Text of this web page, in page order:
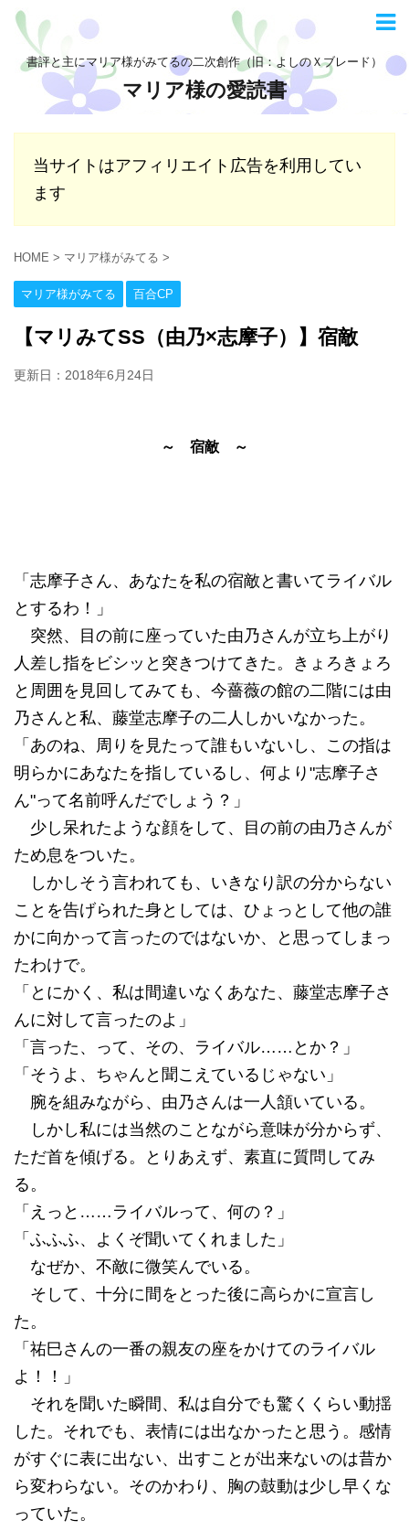
書評と主にマリア様がみてるの二次創作（旧：よしのＸブレード）
マリア様の愛読書
当サイトはアフィリエイト広告を利用してい
ます
HOME > マリア様がみてる >
マリア様がみてる 百合CP
【マリみてSS（由乃×志摩子）】宿敵
更新日： 2018年6月24日
～ 宿敵 ～
「志摩子さん、あなたを私の宿敵と書いてライバル
とするわ！」
突然、目の前に座っていた由乃さんが立ち上がり
人差し指をビシッと突きつけてきた。きょろきょろ
と周囲を見回してみても、今薔薇の館の二階には由
乃さんと私、藤堂志摩子の二人しかいなかった。
「あのね、周りを見たって誰もいないし、この指は
明らかにあなたを指しているし、何より"志摩子さ
ん"って名前呼んだでしょう？」
少し呆れたような顔をして、目の前の由乃さんが
ため息をついた。
しかしそう言われても、いきなり訳の分からない
ことを告げられた身としては、ひょっとして他の誰
かに向かって言ったのではないか、と思ってしまっ
たわけで。
「とにかく、私は間違いなくあなた、藤堂志摩子さ
んに対して言ったのよ」
「言った、って、その、ライバル……とか？」
「そうよ、ちゃんと聞こえているじゃない」
腕を組みながら、由乃さんは一人頷いている。
しかし私には当然のことながら意味が分からず、
ただ首を傾げる。とりあえず、素直に質問してみ
る。
「えっと……ライバルって、何の？」
「ふふふ、よくぞ聞いてくれました」
なぜか、不敵に微笑んでいる。
そして、十分に間をとった後に高らかに宣言し
た。
「祐巳さんの一番の親友の座をかけてのライバル
よ！！」
それを聞いた瞬間、私は自分でも驚くくらい動揺
した。それでも、表情には出なかったと思う。感情
がすぐに表に出ない、出すことが出来ないのは昔か
ら変わらない。そのかわり、胸の鼓動は少し早くな
っていた。